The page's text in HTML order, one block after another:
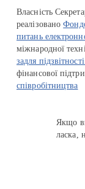
Власність
реалізовано
питань
міжнародної
задля
фінансової
співробітництва
Якщо
ласка,